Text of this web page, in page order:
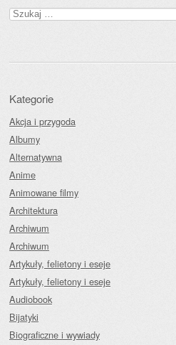
Szukaj:
Kategorie
Akcja i przygoda
Albumy
Alternatywna
Anime
Animowane filmy
Architektura
Archiwum
Archiwum
Artykuły, felietony i eseje
Artykuły, felietony i eseje
Audiobook
Bijatyki
Biograficzne i wywiady